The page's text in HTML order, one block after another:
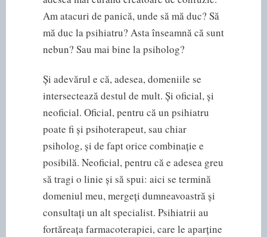
Am atacuri de panică, unde să mă duc? Să
mă duc la psihiatru? Asta înseamnă că sunt
nebun? Sau mai bine la psiholog?
Și adevărul e că, adesea, domeniile se
intersectează destul de mult. Și oficial, și
neoficial. Oficial, pentru că un psihiatru
poate fi și psihoterapeut, sau chiar
psiholog, și de fapt orice combinație e
posibilă. Neoficial, pentru că e adesea greu
să tragi o linie și să spui: aici se termină
domeniul meu, mergeți dumneavoastră și
consultați un alt specialist. Psihiatrii au
fortăreața farmacoterapiei, care le aparține